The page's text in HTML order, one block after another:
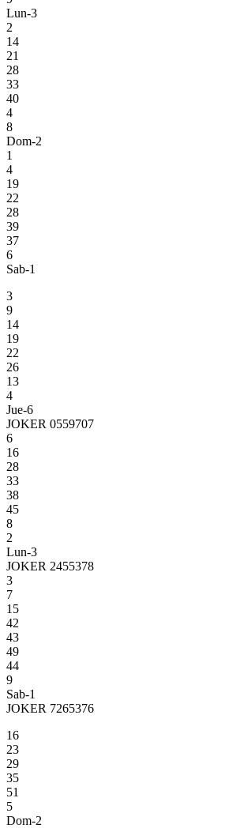
Lun-3
2
14
21
28
33
40
4
8
Dom-2
1
4
19
22
28
39
37
6
Sab-1
3
9
14
19
22
26
13
4
Jue-6
JOKER 0559707
6
16
28
33
38
45
8
2
Lun-3
JOKER 2455378
3
7
15
42
43
49
44
9
Sab-1
JOKER 7265376
16
23
29
35
51
5
Dom-2